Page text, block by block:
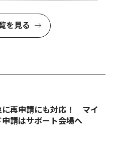
を見る
に再申請にも対応！ マイ
請はサポート会場へ